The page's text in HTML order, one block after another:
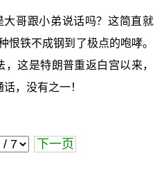
哥跟小弟说话吗？这简直就
恨铁不成钢到了极点的咆哮。
这是特朗普重返白宫以来，
，没有之一！
下一页